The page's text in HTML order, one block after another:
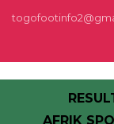
AFRIK